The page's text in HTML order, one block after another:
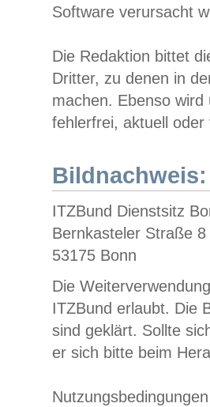
Software verursacht
Die Redaktion bittet
Dritter, zu denen in
machen. Ebenso
fehlerfrei, aktuell oder
Bildnachweis:
ITZBund Dienstsitz
Bernkasteler Straße 8
53175 Bonn
Die
ITZBund erlaubt. Die
sind geklärt. Sollte
er sich bitte beim